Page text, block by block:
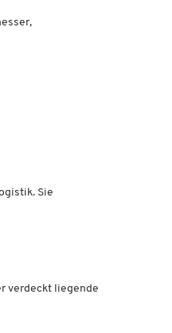
Sie
verdeckt liegende